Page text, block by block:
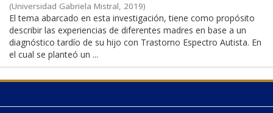
(Universidad Gabriela Mistral, 2019)
El tema abarcado en esta investigación, tiene como propósito
describir las experiencias de diferentes madres en base a un
diagnóstico tardío de su hijo con Trastorno Espectro Autista. En
el cual se planteó un ...